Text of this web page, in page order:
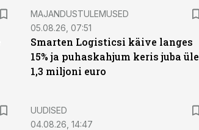
MAJANDUSTULEMUSED
05.08.26, 07:51
Smarten Logisticsi käive langes
15% ja puhaskahjum keris juba üle
1,3 miljoni euro
UUDISED
04.08.26, 14:47